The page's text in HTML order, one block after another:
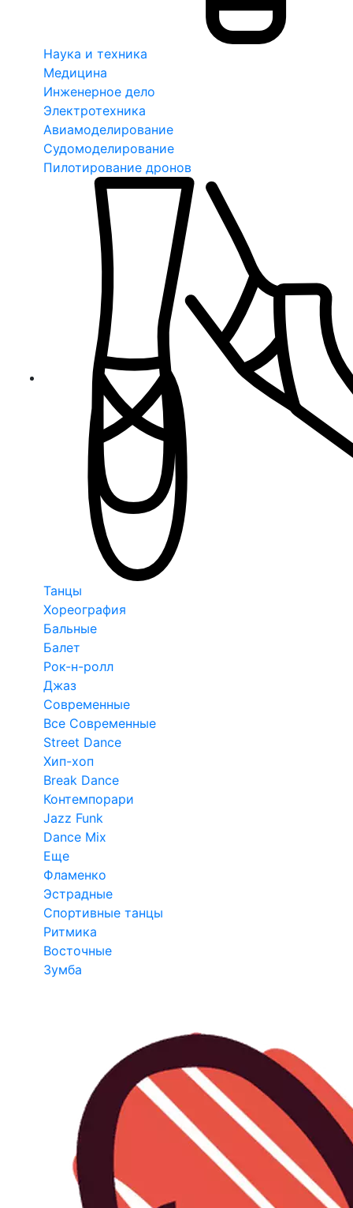
Наука и техника
Медицина
Инженерное дело
Электротехника
Авиамоделирование
Судомоделирование
Пилотирование дронов
Танцы
Хореография
Бальные
Балет
Рок-н-ролл
Джаз
Современные
Все Современные
Street Dance
Хип-хоп
Break Dance
Контемпорари
Jazz Funk
Dance Mix
Еще
Фламенко
Эстрадные
Спортивные танцы
Ритмика
Восточные
Зумба